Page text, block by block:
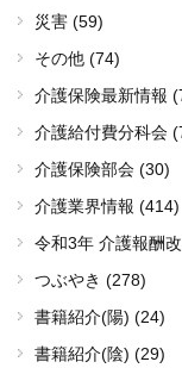
災害 (59)
その他 (74)
介護保険最新情報
介護給付費分科会
介護保険部会 (30)
介護業界情報 (414)
令和3年 介護報酬
つぶやき (278)
書籍紹介(陽) (24)
書籍紹介(陰) (29)